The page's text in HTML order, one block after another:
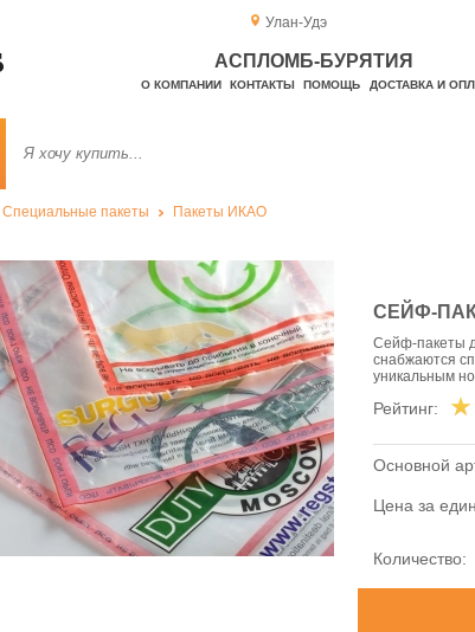
Улан-Удэ
АСПЛОМБ-БУРЯТИЯ
О КОМПАНИИ КОНТАКТЫ ПОМОЩЬ ДОСТАВКА И
Специальные пакеты Пакеты ИКАО
СЕЙФ-
Сейф-пакеты
снабжаются
уникальным
Рейтинг:
Основной
Цена за
Количество: